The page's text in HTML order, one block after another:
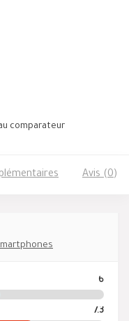
comparateur
Avis (0)
6
7.3